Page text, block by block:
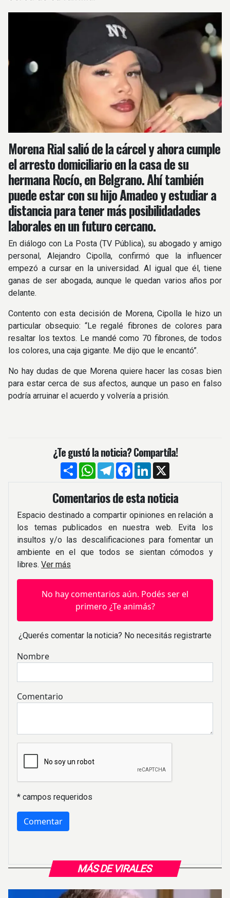
MÁS DE VIRALES
Morena Rial salió de la cárcel y ahora cumple
el arresto domiciliario en la casa de su
hermana Rocío, en Belgrano. Ahí también
puede estar con su hijo Amadeo y estudiar a
distancia para tener más posibilidadades
laborales en un futuro cercano.
En diálogo con La Posta (TV Pública), su abogado y amigo
personal, Alejandro Cipolla, confirmó que la influencer
empezó a cursar en la universidad. Al igual que él, tiene
ganas de ser abogada, aunque le quedan varios años por
delante.
Contento con esta decisión de Morena, Cipolla le hizo un
particular obsequio: “Le regalé fibrones de colores para
resaltar los textos. Le mandé como 70 fibrones, de todos
los colores, una caja gigante. Me dijo que le encantó”.
No hay dudas de que Morena quiere hacer las cosas bien
para estar cerca de sus afectos, aunque un paso en falso
podría arruinar el acuerdo y volvería a prisión.
¿Te gustó la noticia? Compartíla!
CompartirWhatsApp
TelegramFacebook
LinkedIn
Comentarios de esta noticia
Espacio destinado a compartir opiniones en relación a
los temas publicados en nuestra web. Evita los
insultos y/o las descalificaciones para fomentar un
ambiente en el que todos se sientan cómodos y
libres. Ver más
No hay comentarios aún. Podés ser el
primero ¿Te animás?
¿Querés comentar la noticia? No necesitás registrarte
Nombre
Comentario
* campos requeridos